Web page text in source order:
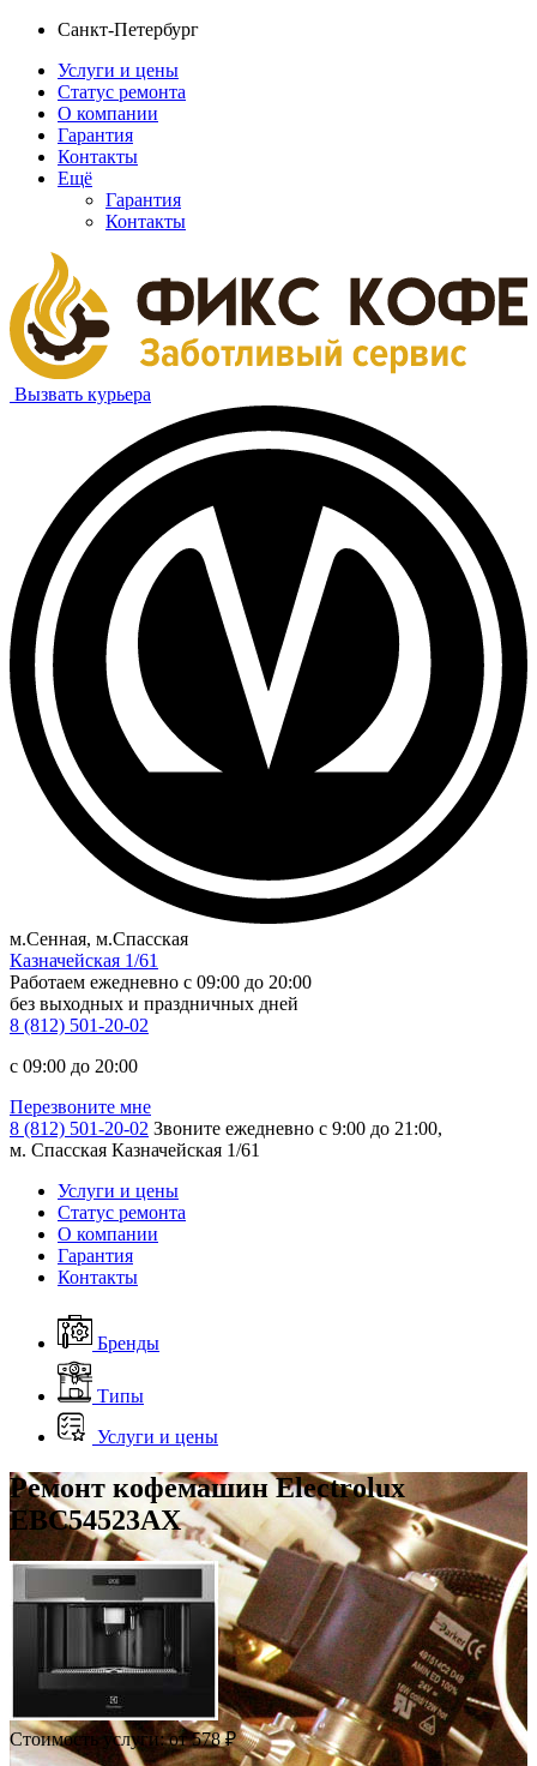
Санкт-Петербург
Услуги и цены
Статус ремонта
О компании
Гарантия
Контакты
Ещё
Гарантия
Контакты
Вызвать курьера
м.Сенная, м.Спасская
Казначейская 1/61
Работаем ежедневно c 09:00 до 20:00
без выходных и праздничных дней
8 (812) 501-20-02
c 09:00 до 20:00
Перезвоните мне
8 (812) 501-20-02 Звоните ежедневно с 9:00 до 21:00,
м. Спасская Казначейская 1/61
Услуги и цены
Статус ремонта
О компании
Гарантия
Контакты
Бренды
Типы
Услуги и цены
Ремонт кофемашин Electrolux
EBC54523AX
Стоимость услуги:от 578 ₽